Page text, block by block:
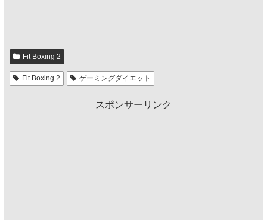
Fit Boxing 2
Fit Boxing 2 ゲーミングダイエット
スポンサーリンク